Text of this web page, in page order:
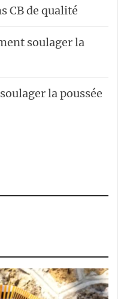
CB de qualité
soulager la
la poussée